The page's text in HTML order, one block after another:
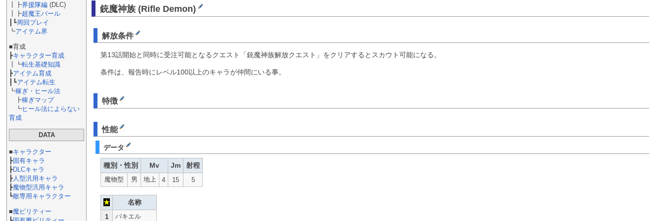
┃┣界援隊編 (DLC)
┃┣超魔王バール
┃┗周回プレイ
┗アイテム界
■育成
┣キャラクター育成
┃┗転生基礎知識
┣アイテム育成
┃┗アイテム転生
┗稼ぎ・ヒール法
┣稼ぎマップ
┗ヒール法によらない
育成
DATA
■キャラクター
┣固有キャラ
┣DLCキャラ
┣ 人型汎用キャラ
┣魔物型汎用キャラ
┗敵専用キャラクター
■魔ビリティー
銃魔神族 (Rifle Demon)
解放条件
第13話開始と同時に受注可能となるクエスト「銃魔神族解放クエスト」をクリアするとスカウト可能になる。
条件は、報告時にレベル100以上のキャラが仲間にいる事。
特徴
性能
データ
種別・性別 Mv Jm 射程
魔物型 男 地上 4 15 5
★
名称
1
バキエル